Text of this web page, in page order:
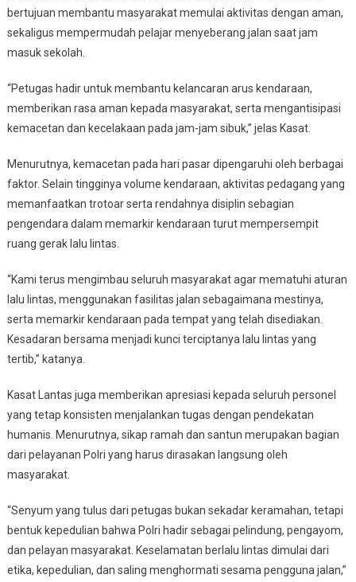
bertujuan membantu masyarakat memulai aktivitas dengan aman,
sekaligus mempermudah pelajar menyeberang jalan saat jam
masuk sekolah.
“Petugas hadir untuk membantu kelancaran arus kendaraan,
memberikan rasa aman kepada masyarakat, serta mengantisipasi
kemacetan dan kecelakaan pada jam-jam sibuk,” jelas Kasat.
Menurutnya, kemacetan pada hari pasar dipengaruhi oleh berbagai
faktor. Selain tingginya volume kendaraan, aktivitas pedagang yang
memanfaatkan trotoar serta rendahnya disiplin sebagian
pengendara dalam memarkir kendaraan turut mempersempit
ruang gerak lalu lintas.
“Kami terus mengimbau seluruh masyarakat agar mematuhi aturan
lalu lintas, menggunakan fasilitas jalan sebagaimana mestinya,
serta memarkir kendaraan pada tempat yang telah disediakan.
Kesadaran bersama menjadi kunci terciptanya lalu lintas yang
tertib,” katanya.
Kasat Lantas juga memberikan apresiasi kepada seluruh personel
yang tetap konsisten menjalankan tugas dengan pendekatan
humanis. Menurutnya, sikap ramah dan santun merupakan bagian
dari pelayanan Polri yang harus dirasakan langsung oleh
masyarakat.
“Senyum yang tulus dari petugas bukan sekadar keramahan, tetapi
bentuk kepedulian bahwa Polri hadir sebagai pelindung, pengayom,
dan pelayan masyarakat. Keselamatan berlalu lintas dimulai dari
etika, kepedulian, dan saling menghormati sesama pengguna jalan,”